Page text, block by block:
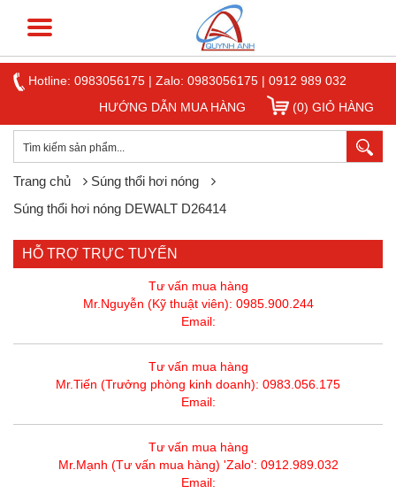
Hotline: 0983056175 | Zalo: 0983056175 | 0912 989 032
HƯỚNG DẪN MUA HÀNG
(0) GIỎ HÀNG
Trang chủ
Súng thổi hơi nóng
Súng thổi hơi nóng DEWALT D26414
HỖ TRỢ TRỰC TUYẾN
Tư vấn mua hàng
Mr.Nguyễn (Kỹ thuật viên): 0985.900.244
Email:
Tư vấn mua hàng
Mr.Tiến (Trưởng phòng kinh doanh): 0983.056.175
Email:
Tư vấn mua hàng
Mr.Mạnh (Tư vấn mua hàng) 'Zalo': 0912.989.032
Email: